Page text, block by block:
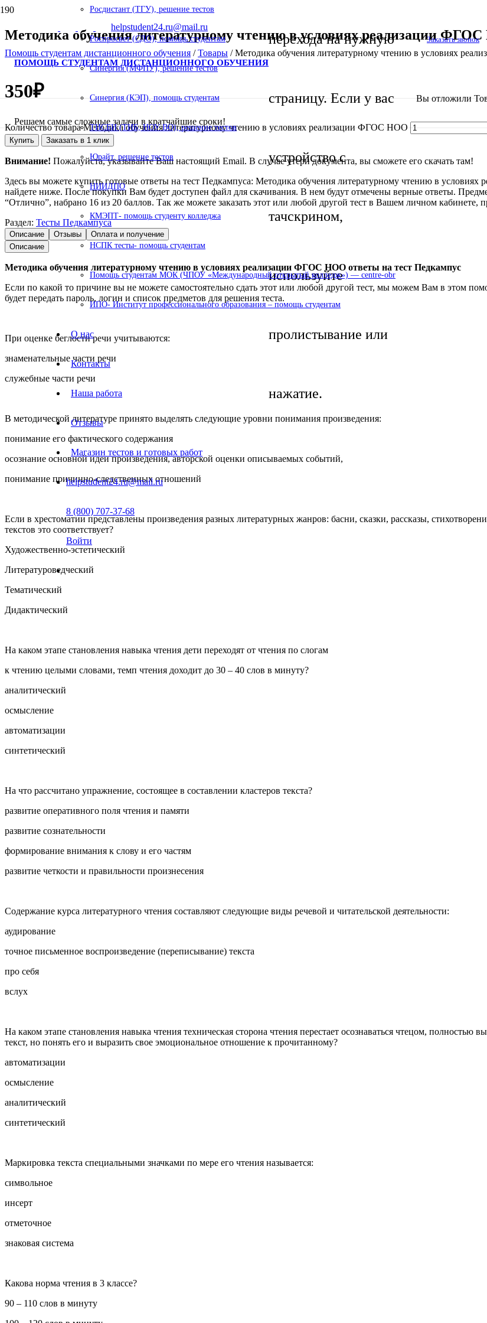
helpstudent24.ru@mail.ru
ПОМОЩЬ СТУДЕНТАМ ДИСТАНЦИОННОГО ОБУЧЕНИЯ
Решаем самые сложные задачи в кратчайшие сроки!
перехода на нужную
страницу. Если у вас
устройство с
тачскрином,
используйте
пролистывание или
нажатие.
Заказать звонок
Вы отложили
Росдистант (ТГУ), решение тестов
Роспросвет (СДО), помощь студентам
Синергия (МФПУ), решение тестов
Синергия (КЭП), помощь студентам
ТИСБИ (ТИБ, НОУ ВО), решение тестов
Юрайт, решение тестов
НИИДПО
КМЭПТ- помощь студенту колледжа
НСПК тесты- помощь студентам
Помощь студентам МОК (ЧПОУ «Международный открытый колледж») — centre-obr
ИПО- Институт профессионального образования – помощь студентам
О нас
Контакты
Наша работа
Отзывы
Магазин тестов и готовых работ
helpstudent24.ru@mail.ru
8 (800) 707-37-68
Войти
Методика обучения литературному чтению в условиях реализации
Помощь студентам дистанционного обучения /Товары /Методика обучения литературному чтению в условиях
350₽
Количество товара Методика обучения литературному чтению в условиях реализации ФГОС НОО
Купить Заказать в 1 клик
Внимание! Пожалуйста, указывайте Ваш настоящий Email. В случае утери документа, вы сможете его скачать там!
Здесь вы можете купить готовые ответы на тест Педкампуса: Методика обучения литературному чтению в
найдете ниже. После покупки Вам будет доступен файл для скачивания. В нем будут отмечены верные ответы.
“Отлично”, набрано 16 из 20 баллов. Так же можете заказать этот или любой другой тест в Вашем личном кабинете,
Раздел: Тесты Педкампуса
Описание Отзывы
Оплата и получение
Описание
Методика обучения литературному чтению в условиях реализации ФГОС НОО ответы на тест Педкампус
Если по какой то причине вы не можете самостоятельно сдать этот или любой другой тест, мы можем Вам в этом
будет передать пароль, логин и список предметов для решения теста.
При оценке беглости речи учитываются:
знаменательные части речи
служебные части речи
В методической литературе принято выделять следующие уровни понимания произведения:
понимание его фактического содержания
осознание основной идеи произведения, авторской оценки описываемых событий,
понимание причинно-следственных отношений
Если в хрестоматии представлены произведения разных литературных жанров: басни, сказки, рассказы,
текстов это соответствует?
Художественно-эстетический
Литературоведческий
Тематический
Дидактический
На каком этапе становления навыка чтения дети переходят от чтения по слогам
к чтению целыми словами, темп чтения доходит до 30 – 40 слов в минуту?
аналитический
осмысление
автоматизации
синтетический
На что рассчитано упражнение, состоящее в составлении кластеров текста?
развитие оперативного поля чтения и памяти
развитие сознательности
формирование внимания к слову и его частям
развитие четкости и правильности произнесения
Содержание курса литературного чтения составляют следующие виды речевой и читательской деятельности:
аудирование
точное письменное воспроизведение (переписывание) текста
про себя
вслух
На каком этапе становления навыка чтения техническая сторона чтения перестает осознаваться чтецом, полностью
текст, но понять его и выразить свое эмоциональное отношение к прочитанному?
автоматизации
осмысление
аналитический
синтетический
Маркировка текста специальными значками по мере его чтения называется:
символьное
инсерт
отметочное
знаковая система
Какова норма чтения в 3 классе?
90 – 110 слов в минуту